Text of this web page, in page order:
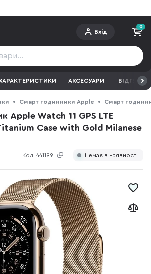
Вхід
0
ХАРАКТЕРИСТИКИ АКСЕСУАРИ ВІДГУКИ
Смарт годинники Apple Смарт
Apple Watch 11 GPS LTE
Case with Gold Milanese
Код: 441199 Немає в наявності